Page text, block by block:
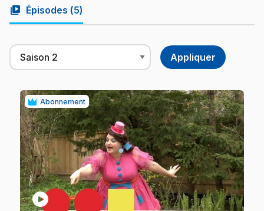
video_library Épisodes (5)
Abonnement
play_circle